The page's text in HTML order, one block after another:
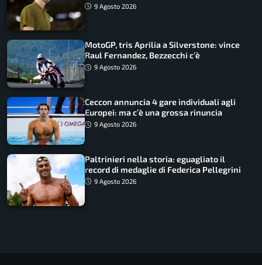
9 Agosto 2026
MotoGP, tris Aprilia a Silverstone: vince
Raul Fernandez, Bezzecchi c’è
9 Agosto 2026
Ceccon annuncia 4 gare individuali agli
Europei: ma c’è una grossa rinuncia
9 Agosto 2026
Paltrinieri nella storia: eguagliato il
record di medaglie di Federica Pellegrini
9 Agosto 2026